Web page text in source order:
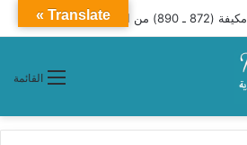
قطارات الدرجة الثالثة مكيفة (872 ـ 890) من القاهرة إلى أسيوط (تفاصيل توقفات وأسعار تذاكر )
القائمة
Translate »